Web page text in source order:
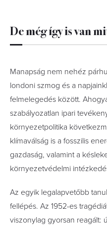
De még így is van
Manapság nem nehéz
londoni szmog és a
felmelegedés között.
szabályozatlan ipari
környezetpolitika
klímaválság is a fosszilis
gazdaság, valamint a
környezetvédelmi
Az egyik legalapvetőbb
fellépés. Az 1952-es
viszonylag gyorsan reagált: